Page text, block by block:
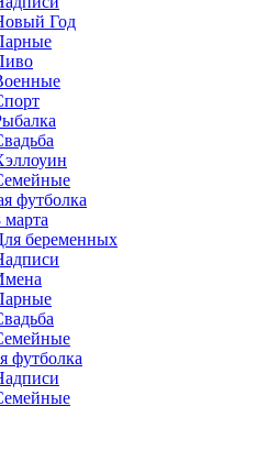
Год
футболка
марта
беременных
футболка